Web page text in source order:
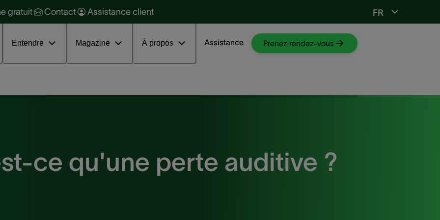
gratuit Contact Assistance client FR
Entendre Magazine À propos Assistance Prenez rendez-vous
d'information sur les
Vers ORL-web
ce qu'une perte auditive ?